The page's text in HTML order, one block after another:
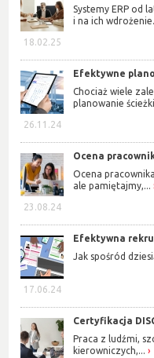
18.02.25
Systemy ERP od
i na ich
26.11.24
Efektywne
Chociaż wiele
planowanie
23.08.24
Ocena
Ocena
ale pamiętajmy,...
17.06.24
Efektywna
Jak spośród
Certyfikacja
Praca z ludźmi,
kierowniczych,...